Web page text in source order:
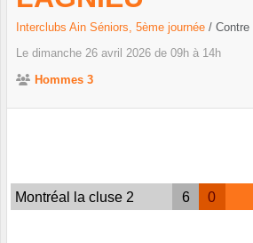
Interclubs Ain Séniors, 5ème journée / Contre
Le dimanche 26 avril 2026 de 09h à 14h
Hommes 3
Montréal la cluse 2 6 0